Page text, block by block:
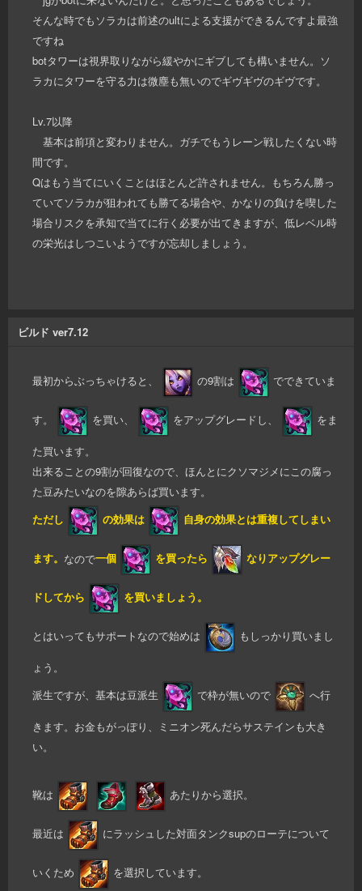
そんな時でもソラカは前述のultによる支援ができるんですよ最強
ですね
botタワーは視界取りながら緩やかにギブしても構いません。ソ
ラカにタワーを守る力は微塵も無いのでギヴギヴのギヴです。
Lv.7以降
基本は前項と変わりません。ガチでもうレーン戦したくない時
間です。
Qはもう当てにいくことはほとんど許されません。もちろん勝っ
ていてソラカが狙われても勝てる場合や、かなりの負けを喫した
場合リスクを承知で当てに行く必要が出てきますが、低レベル時
の栄光はしつこいようですが忘却しましょう。
ビルド ver7.12
最初からぶっちゃけると、 の9割は でできていま
す。 を買い、 をアップグレードし、 をま
た買います。
出来ることの9割が回復なので、ほんとにクソマジメにこの腐っ
た豆みたいなのを隙あらば買います。
ただし
の効果は 自身の効果とは重複してしまい
ます。 なので一個 を買ったら なりアップグレー
ドしてから を買いましょう。
とはいってもサポートなので始めは もしっかり買いまし
ょう。
派生ですが、基本は豆派生
で枠が無いので へ行
きます。お金もがっぽり、ミニオン死んだらサステインも大き
い。
靴は あたりから選択。
最近は にラッシュした対面タンクsupのローテについて
いくため を選択しています。